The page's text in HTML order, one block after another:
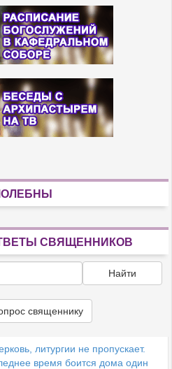
СВЯЩЕННИКОВ
Найти
священнику
литургии не пропускает.
время боится дома один